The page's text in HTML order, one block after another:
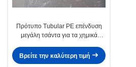
Πρότυπο Tubular PE επένδυση
μεγάλη τσάντα για τα χημικά
Βρείτε την καλύτερη τιμή